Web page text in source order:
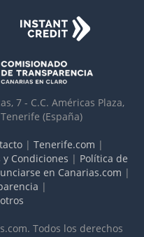
7 - C.C. Américas Plaza,
(España)
| Tenerife.com |
Condiciones | Política de
en Canarias.com |
|
Todos los derechos